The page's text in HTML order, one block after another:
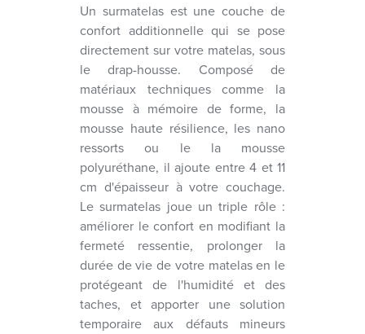
Un surmatelas est une couche de
confort additionnelle qui se pose
directement sur votre matelas, sous
le drap-housse. Composé de
matériaux techniques comme la
mousse à mémoire de forme, la
mousse haute résilience, les nano
ressorts ou le la mousse
polyuréthane, il ajoute entre 4 et 11
cm d'épaisseur à votre couchage.
Le surmatelas joue un triple rôle :
améliorer le confort en modifiant la
fermeté ressentie, prolonger la
durée de vie de votre matelas en le
protégeant de l'humidité et des
taches, et apporter une solution
temporaire aux défauts mineurs